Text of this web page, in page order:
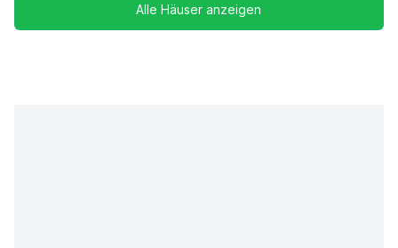
Alle Häuser anzeigen